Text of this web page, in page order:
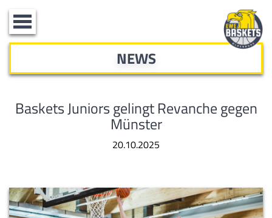
Toggle
navigation
NEWS
Baskets Juniors gelingt Revanche gegen
Münster
20.10.2025